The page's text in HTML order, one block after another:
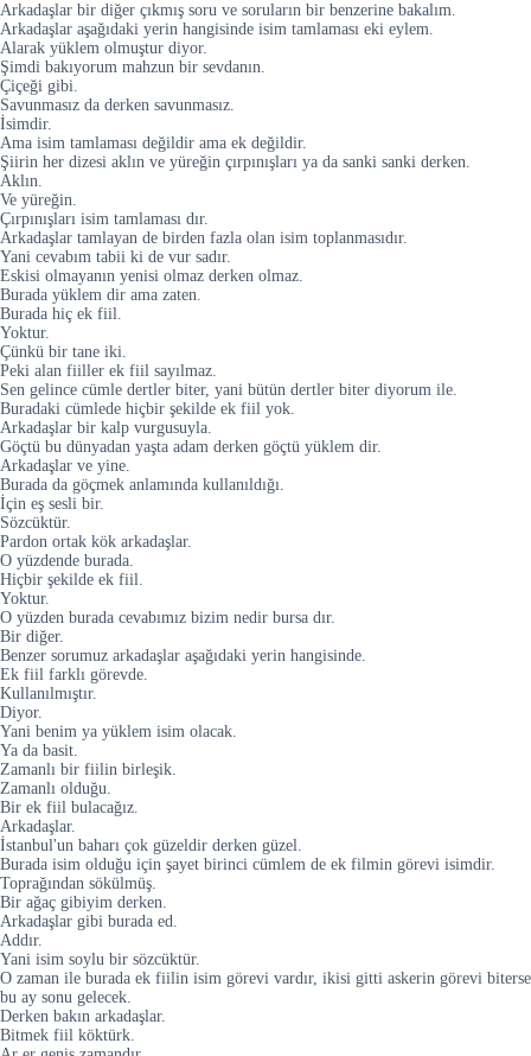
Arkadaşlar bir diğer çıkmış soru ve soruların bir benzerine bakalım.
Arkadaşlar aşağıdaki yerin hangisinde isim tamlaması eki eylem.
Alarak yüklem olmuştur diyor.
Şimdi bakıyorum mahzun bir sevdanın.
Çiçeği gibi.
Savunmasız da derken savunmasız.
İsimdir.
Ama isim tamlaması değildir ama ek değildir.
Şiirin her dizesi aklın ve yüreğin çırpınışları ya da sanki sanki derken.
Aklın.
Ve yüreğin.
Çırpınışları isim tamlaması dır.
Arkadaşlar tamlayan de birden fazla olan isim toplanmasıdır.
Yani cevabım tabii ki de vur sadır.
Eskisi olmayanın yenisi olmaz derken olmaz.
Burada yüklem dir ama zaten.
Burada hiç ek fiil.
Yoktur.
Çünkü bir tane iki.
Peki alan fiiller ek fiil sayılmaz.
Sen gelince cümle dertler biter, yani bütün dertler biter diyorum ile.
Buradaki cümlede hiçbir şekilde ek fiil yok.
Arkadaşlar bir kalp vurgusuyla.
Göçtü bu dünyadan yaşta adam derken göçtü yüklem dir.
Arkadaşlar ve yine.
Burada da göçmek anlamında kullanıldığı.
İçin eş sesli bir.
Sözcüktür.
Pardon ortak kök arkadaşlar.
O yüzdende burada.
Hiçbir şekilde ek fiil.
Yoktur.
O yüzden burada cevabımız bizim nedir bursa dır.
Bir diğer.
Benzer sorumuz arkadaşlar aşağıdaki yerin hangisinde.
Ek fiil farklı görevde.
Kullanılmıştır.
Diyor.
Yani benim ya yüklem isim olacak.
Ya da basit.
Zamanlı bir fiilin birleşik.
Zamanlı olduğu.
Bir ek fiil bulacağız.
Arkadaşlar.
İstanbul'un baharı çok güzeldir derken güzel.
Burada isim olduğu için şayet birinci cümlem de ek filmin görevi isimdir.
Toprağından sökülmüş.
Bir ağaç gibiyim derken.
Arkadaşlar gibi burada ed.
Addır.
Yani isim soylu bir sözcüktür.
O zaman ile burada ek fiilin isim görevi vardır, ikisi gitti askerin görevi biterse
bu ay sonu gelecek.
Derken bakın arkadaşlar.
Bitmek fiil köktürk.